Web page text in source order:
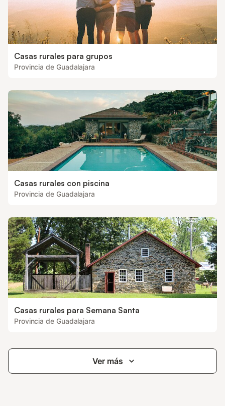
Casas rurales para grupos
Provincia de Guadalajara
Casas rurales con piscina
Provincia de Guadalajara
Casas rurales para Semana Santa
Provincia de Guadalajara
Ver más